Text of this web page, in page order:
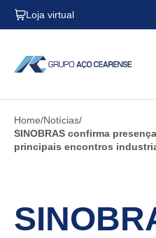
Loja virtual
Home Notícias
SINOBRAS confirma
principais encontros